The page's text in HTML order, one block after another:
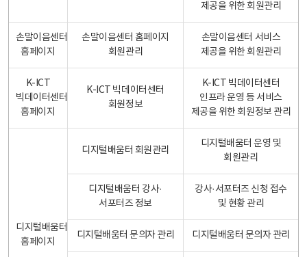
제공을 위한 회원관리
손말이음센터
홈페이지
손말이음센터 홈페이지
회원관리
손말이음센터 서비스
제공을 위한 회원관리
K-ICT
빅데이터센터
홈페이지
K-ICT 빅데이터센터
회원정보
K-ICT 빅데이터센터
인프라 운영 등 서비스
제공을 위한 회원정보 관리
디지털배움터
홈페이지
디지털배움터 회원관리
디지털배움터 운영 및
회원관리
디지털배움터 강사·
서포터즈 정보
강사·서포터즈 신청 접수
및 현황 관리
디지털배움터 문의자 관리 디지털배움터 문의자 관리